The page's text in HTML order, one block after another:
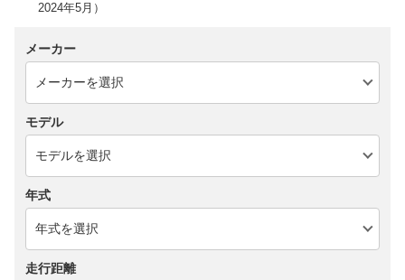
2024年5月）
メーカー
モデル
年式
走行距離